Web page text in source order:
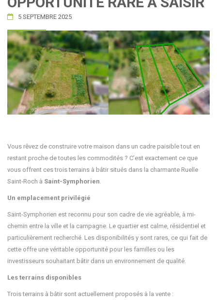
5 SEPTEMBRE 2025
Vous rêvez de construire votre maison dans un cadre paisible tout en
restant proche de toutes les commodités ? C’est exactement ce que
vous offrent ces trois terrains à bâtir situés dans la charmante Ruelle
Saint-Roch à Saint-Symphorien.
Un emplacement privilégié
Saint-Symphorien est reconnu pour son cadre de vie agréable, à mi-
chemin entre la ville et la campagne. Le quartier est calme, résidentiel et
particulièrement recherché. Les disponibilités y sont rares, ce qui fait de
cette offre une véritable opportunité pour les familles ou les
investisseurs souhaitant bâtir dans un environnement de qualité.
Les terrains disponibles
Trois terrains à bâtir sont actuellement proposés à la vente :